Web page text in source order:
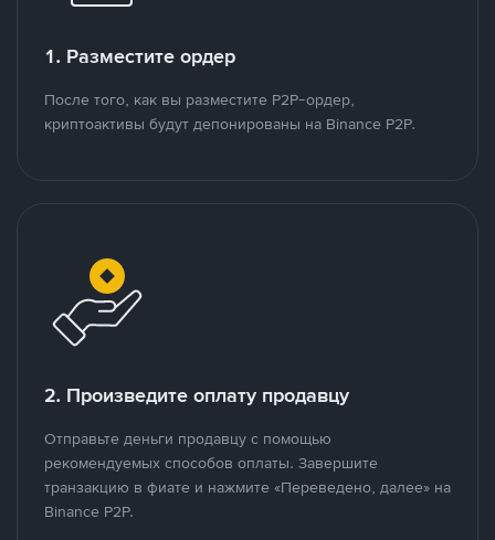
1. Разместите ордер
После того, как вы разместите P2P-ордер,
криптоактивы будут депонированы на Binance P2P.
2. Произведите оплату продавцу
Отправьте деньги продавцу с помощью
рекомендуемых способов оплаты. Завершите
транзакцию в фиате и нажмите «Переведено, далее» на
Binance P2P.